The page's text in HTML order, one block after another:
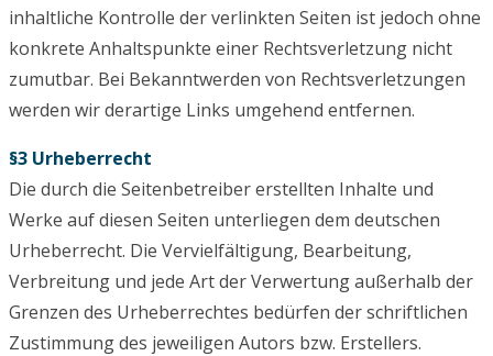
inhaltliche Kontrolle der verlinkten Seiten ist jedoch ohne
konkrete Anhaltspunkte einer Rechtsverletzung nicht
zumutbar. Bei Bekanntwerden von Rechtsverletzungen
werden wir derartige Links umgehend entfernen.
§3 Urheberrecht
Die durch die Seitenbetreiber erstellten Inhalte und
Werke auf diesen Seiten unterliegen dem deutschen
Urheberrecht. Die Vervielfältigung, Bearbeitung,
Verbreitung und jede Art der Verwertung außerhalb der
Grenzen des Urheberrechtes bedürfen der schriftlichen
Zustimmung des jeweiligen Autors bzw. Erstellers.